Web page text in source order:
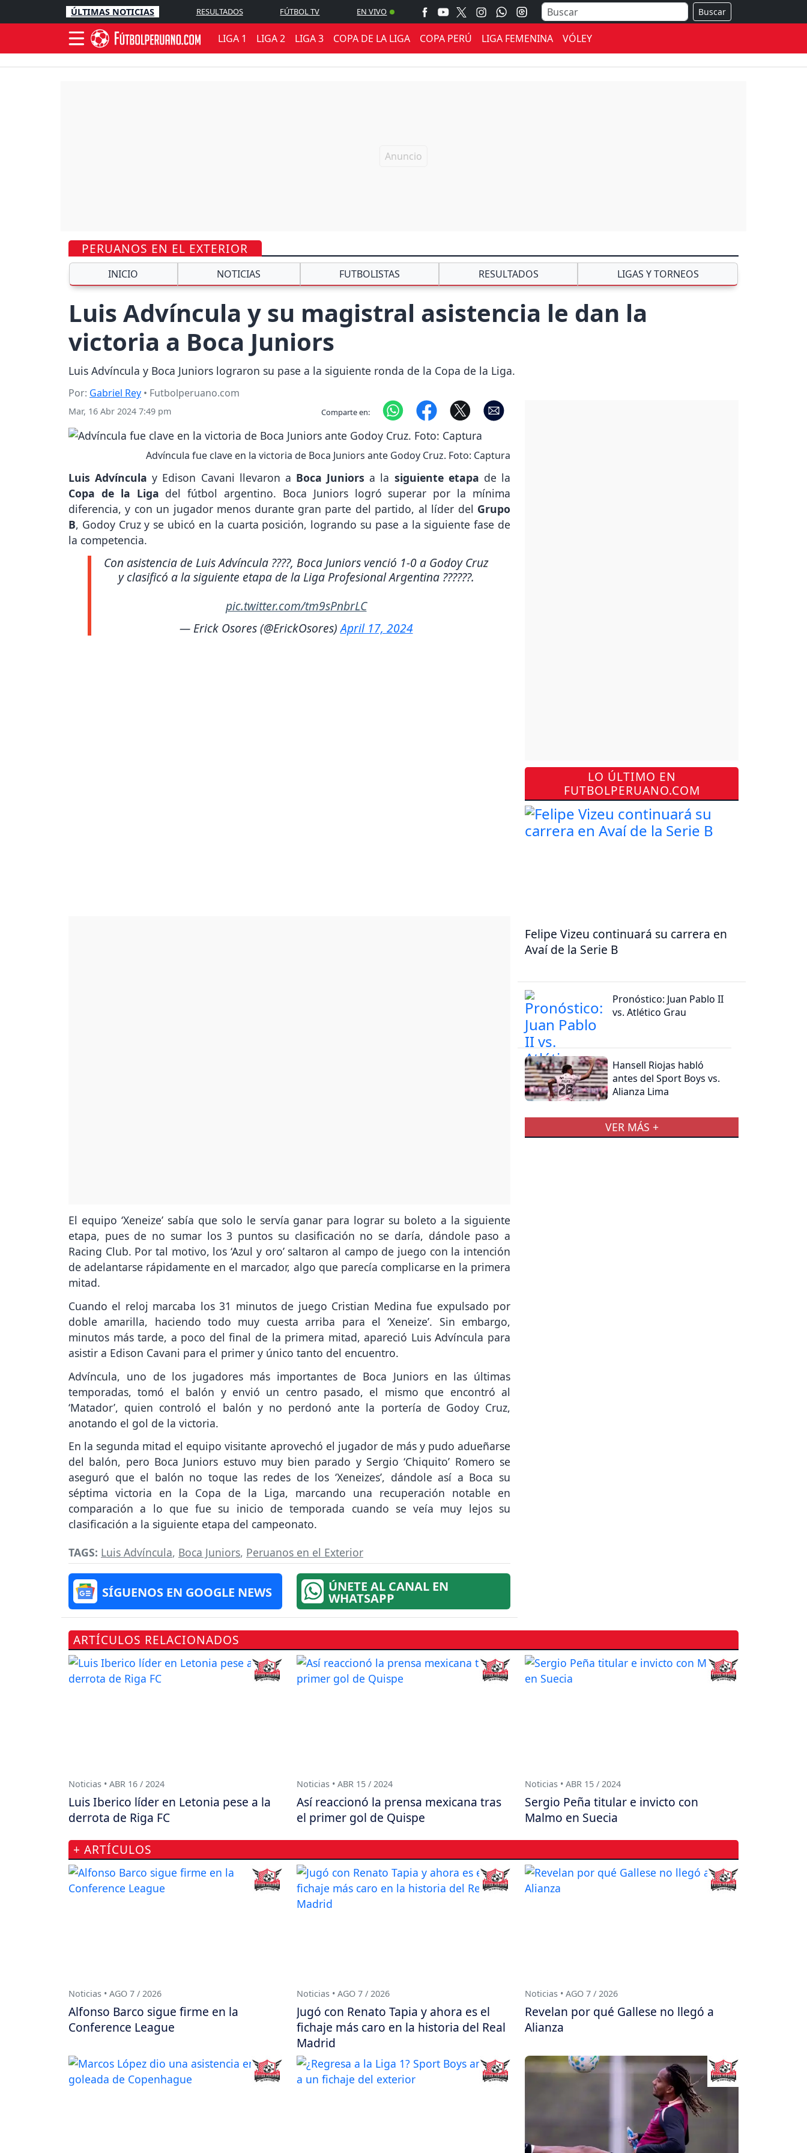
ÚLTIMAS NOTICIAS RESULTADOS FÚTBOL TV EN VIVO Buscar
LIGA 1 LIGA 2 LIGA 3 COPA DE LA LIGA COPA PERÚ LIGA FEMENINA VÓLEY
PERUANOS EN EL EXTERIOR
INICIO NOTICIAS FUTBOLISTAS RESULTADOS LIGAS Y TORNEOS
Luis Advíncula y su magistral asistencia le dan la
victoria a Boca Juniors
Luis Advíncula y Boca Juniors lograron su pase a la siguiente ronda de la Copa de la Liga.
Por: Gabriel Rey • Futbolperuano.com
Mar, 16 Abr 2024 7:49 pm Comparte en:
Advíncula fue clave en la victoria de Boca Juniors ante Godoy Cruz. Foto: Captura
Luis Advíncula y Edison Cavani llevaron a Boca Juniors a la siguiente etapa de la
Copa de la Liga del fútbol argentino. Boca Juniors logró superar por la mínima
diferencia, y con un jugador menos durante gran parte del partido, al líder del Grupo
B, Godoy Cruz y se ubicó en la cuarta posición, logrando su pase a la siguiente fase de
la competencia.
Con asistencia de Luis Advíncula ????, Boca Juniors venció 1-0 a Godoy Cruz
y clasificó a la siguiente etapa de la Liga Profesional Argentina ??????.
pic.twitter.com/tm9sPnbrLC
— Erick Osores (@ErickOsores)April 17, 2024
El equipo ‘Xeneize’ sabía que solo le servía ganar para lograr su boleto a la siguiente
etapa, pues de no sumar los 3 puntos su clasificación no se daría, dándole paso a
Racing Club. Por tal motivo, los ‘Azul y oro’ saltaron al campo de juego con la intención
de adelantarse rápidamente en el marcador, algo que parecía complicarse en la primera
mitad.
Cuando el reloj marcaba los 31 minutos de juego Cristian Medina fue expulsado por
doble amarilla, haciendo todo muy cuesta arriba para el ‘Xeneize’. Sin embargo,
minutos más tarde, a poco del final de la primera mitad, apareció Luis Advíncula para
asistir a Edison Cavani para el primer y único tanto del encuentro.
Advíncula, uno de los jugadores más importantes de Boca Juniors en las últimas
temporadas, tomó el balón y envió un centro pasado, el mismo que encontró al
‘Matador’, quien controló el balón y no perdonó ante la portería de Godoy Cruz,
anotando el gol de la victoria.
En la segunda mitad el equipo visitante aprovechó el jugador de más y pudo adueñarse
del balón, pero Boca Juniors estuvo muy bien parado y Sergio ‘Chiquito’ Romero se
aseguró que el balón no toque las redes de los ‘Xeneizes’, dándole así a Boca su
séptima victoria en la Copa de la Liga, marcando una recuperación notable en
comparación a lo que fue su inicio de temporada cuando se veía muy lejos su
clasificación a la siguiente etapa del campeonato.
TAGS: Luis Advíncula, Boca Juniors, Peruanos en el Exterior
SÍGUENOS EN GOOGLE NEWS ÚNETE AL CANAL EN
WHATSAPP
LO ÚLTIMO EN
FUTBOLPERUANO.COM
Felipe Vizeu continuará su carrera en
Avaí de la Serie B
Pronóstico: Juan Pablo II
vs. Atlético Grau
Hansell Riojas habló
antes del Sport Boys vs.
Alianza Lima
VER MÁS +
ARTÍCULOS RELACIONADOS
Noticias • ABR 16 / 2024
Luis Iberico líder en Letonia pese a la
derrota de Riga FC
Noticias • ABR 15 / 2024
Así reaccionó la prensa mexicana tras
el primer gol de Quispe
Noticias • ABR 15 / 2024
Sergio Peña titular e invicto con
Malmo en Suecia
+ ARTÍCULOS
Noticias • AGO 7 / 2026
Alfonso Barco sigue firme en la
Conference League
Noticias • AGO 7 / 2026
Jugó con Renato Tapia y ahora es el
fichaje más caro en la historia del Real
Madrid
Noticias • AGO 7 / 2026
Revelan por qué Gallese no llegó a
Alianza